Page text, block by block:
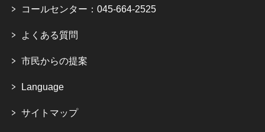
コールセンター：045-664-2525
よくある質問
市民からの提案
Language
サイトマップ